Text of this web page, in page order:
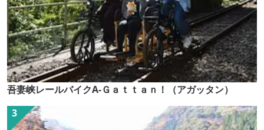
吾妻峡レールバイクA-Ｇａｔｔａｎ！（アガッタン）